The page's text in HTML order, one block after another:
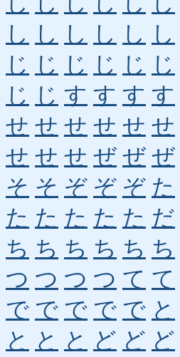
し し し し し し
じ じ じ じ じ じ
じ じ す す す す
せ せ せ せ せ せ
せ せ せ ぜ ぜ ぜ
そ そ ぞ ぞ ぞ た
た た た た た だ
ち ち ち ち ち ち
つ つ つ つ て て
で で で で で と
と と と ど ど ど